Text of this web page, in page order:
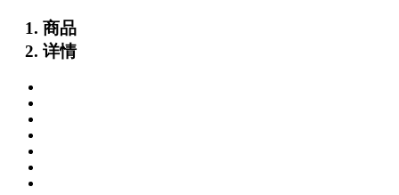
商品
详情